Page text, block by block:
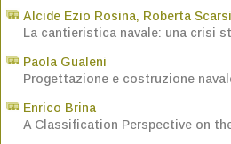
Alcide Ezio Rosina, Roberta Scarsi
La cantieristica navale: una crisi
Paola Gualeni
Progettazione e costruzione
Enrico Brina
A Classification Perspective on